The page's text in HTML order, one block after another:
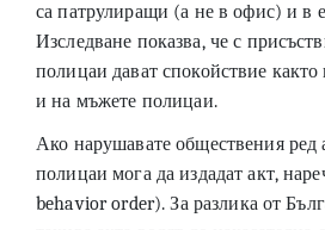
са патрулиращи (а не в офис) и в
Изследване показва, че с
полицаи дават спокойствие както
и на мъжете полицаи.
Ако нарушавате обществения ред
полицаи мога да издадат акт,
behavior order). За разлика от